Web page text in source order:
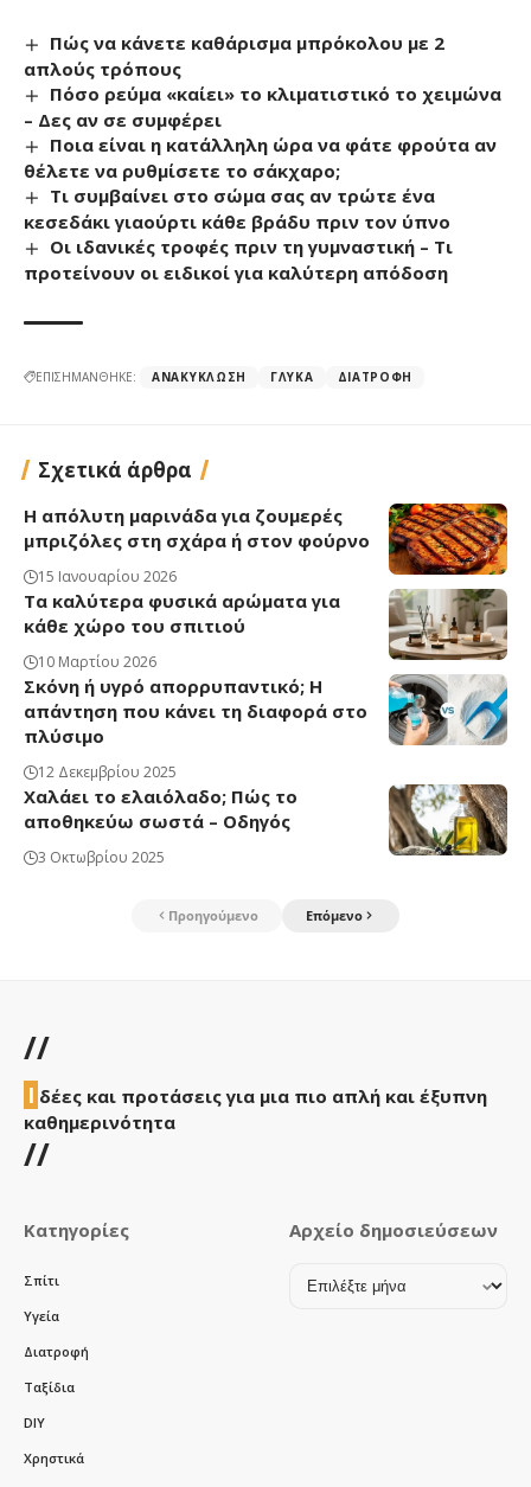
Πώς να κάνετε καθάρισμα μπρόκολου με 2
απλούς τρόπους
Πόσο ρεύμα «καίει» το κλιματιστικό το χειμώνα
– Δες αν σε συμφέρει
Ποια είναι η κατάλληλη ώρα να φάτε φρούτα αν
θέλετε να ρυθμίσετε το σάκχαρο;
Τι συμβαίνει στο σώμα σας αν τρώτε ένα
κεσεδάκι γιαούρτι κάθε βράδυ πριν τον ύπνο
Οι ιδανικές τροφές πριν τη γυμναστική – Τι
προτείνουν οι ειδικοί για καλύτερη απόδοση
ΕΠΙΣΗΜΑΝΘΗΚΕ: ΑΝΑΚΎΚΛΩΣΗ ΓΛΥΚΆ ΔΙΑΤΡΟΦΉ
Σχετικά άρθρα
Η απόλυτη μαρινάδα για ζουμερές
μπριζόλες στη σχάρα ή στον φούρνο
15 Ιανουαρίου 2026
Τα καλύτερα φυσικά αρώματα για
κάθε χώρο του σπιτιού
10 Μαρτίου 2026
Σκόνη ή υγρό απορρυπαντικό; Η
απάντηση που κάνει τη διαφορά στο
πλύσιμο
12 Δεκεμβρίου 2025
Χαλάει το ελαιόλαδο; Πώς το
αποθηκεύω σωστά – Οδηγός
3 Οκτωβρίου 2025
Προηγούμενο Επόμενο
//
Ι δέες και προτάσεις για μια πιο απλή και έξυπνη
καθημερινότητα
//
Κατηγορίες
Σπίτι
Υγεία
Διατροφή
Ταξίδια
DIY
Χρηστικά
Αρχείο δημοσιεύσεων
Αρχείο